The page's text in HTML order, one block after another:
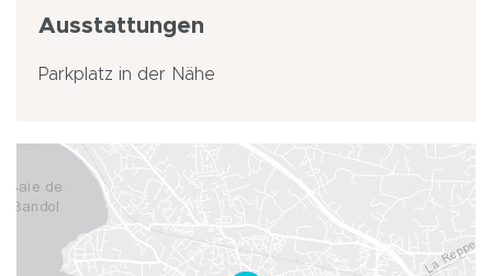
Ausstattungen
Parkplatz in der Nähe